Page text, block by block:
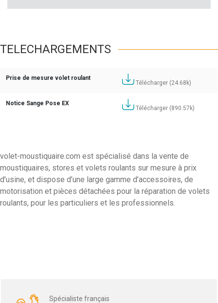
TELECHARGEMENTS
Prise de mesure volet roulant
Télécharger (24.68k)
Notice Sange Pose EX
Télécharger (890.57k)
volet-moustiquaire.com est spécialisé dans la vente de
moustiquaires, stores et volets roulants sur mesure à prix
d’usine, et dispose d’une large gamme d’accessoires, de
motorisation et pièces détachées pour la réparation de volets
roulants, pour les particuliers et les professionnels.
Spécialiste français